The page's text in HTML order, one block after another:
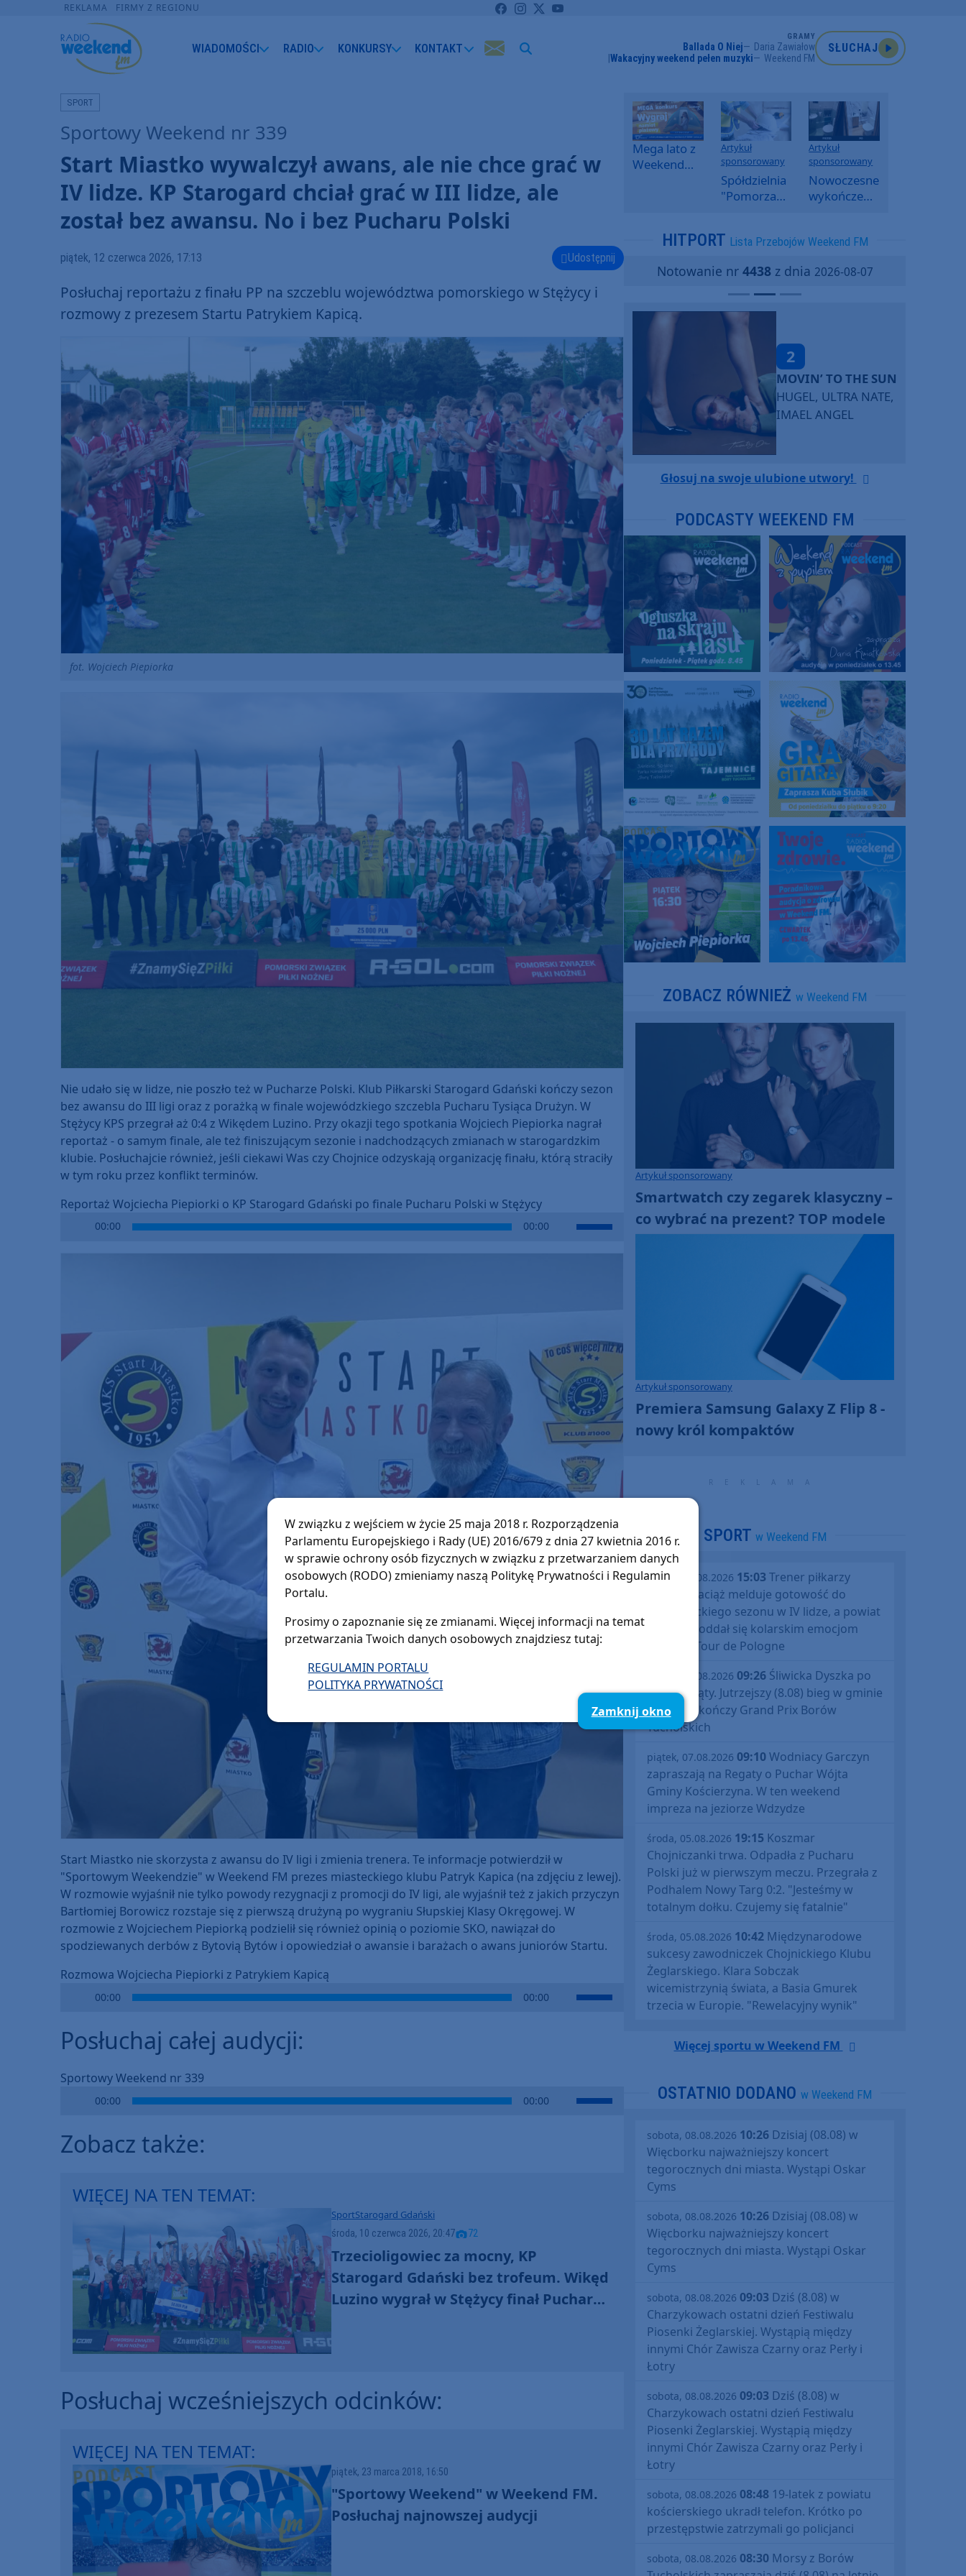
REKLAMA FIRMY Z REGIONU
WIADOMOŚCI RADIO KONKURSY KONTAKT
GRAMY
Ballada O Niej
Daria Zawiałow
Wakacyjny weekend pełen muzyki
Weekend FM
SŁUCHAJ
SPORT
Sportowy Weekend nr 339
Start Miastko wywalczył awans, ale nie chce grać w
IV lidze. KP Starogard chciał grać w III lidze, ale
został bez awansu. No i bez Pucharu Polski
piątek, 12 czerwca 2026, 17:13 Udostępnij
Posłuchaj reportażu z finału PP na szczeblu województwa pomorskiego w Stężycy i
rozmowy z prezesem Startu Patrykiem Kapicą.
fot. Wojciech Piepiorka
Nie udało się w lidze, nie poszło też w Pucharze Polski. Klub Piłkarski Starogard Gdański kończy sezon
bez awansu do III ligi oraz z porażką w finale wojewódzkiego szczebla Pucharu Tysiąca Drużyn. W
Stężycy KPS przegrał aż 0:4 z Wikędem Luzino. Przy okazji tego spotkania Wojciech Piepiorka nagrał
reportaż - o samym finale, ale też finiszującym sezonie i nadchodzących zmianach w starogardzkim
klubie. Posłuchajcie również, jeśli ciekawi Was czy Chojnice odzyskają organizację finału, którą straciły
w tym roku przez konflikt terminów.
Reportaż Wojciecha Piepiorki o KP Starogard Gdański po finale Pucharu Polski w Stężycy
00:00 00:00
Use
Arrow
decrease
volume.
Start Miastko nie skorzysta z awansu do IV ligi i zmienia trenera. Te informacje potwierdził w
"Sportowym Weekendzie" w Weekend FM prezes miasteckiego klubu Patryk Kapica (na zdjęciu z lewej).
W rozmowie wyjaśnił nie tylko powody rezygnacji z promocji do IV ligi, ale wyjaśnił też z jakich przyczyn
Bartłomiej Borowicz rozstaje się z pierwszą drużyną po wygraniu Słupskiej Klasy Okręgowej. W
rozmowie z Wojciechem Piepiorką podzielił się również opinią o poziomie SKO, nawiązał do
spodziewanych derbów z Bytovią Bytów i opowiedział o awansie i barażach o awans juniorów Startu.
Rozmowa Wojciecha Piepiorki z Patrykiem Kapicą
00:00 00:00
Use
or
Posłuchaj całej audycji:
Sportowy Weekend nr 339
00:00 00:00
Use
Zobacz także:
WIĘCEJ NA TEN TEMAT:
SportStarogard Gdański
środa, 10 czerwca 2026, 20:47 72
Trzecioligowiec za mocny, KP
Starogard Gdański bez trofeum. Wikęd
Luzino wygrał w Stężycy finał Pucharu
Posłuchaj wcześniejszych odcinków:
WIĘCEJ NA TEN TEMAT:
piątek, 23 marca 2018, 16:50
"Sportowy Weekend" w Weekend FM.
Posłuchaj najnowszej audycji
Mega lato z
Weekend
Artykuł
sponsorowany
Spółdzielnia
"Pomorzanka"
informuje o
i ofertach
najmu
Artykuł
sponsorowany
Nowoczesne
wykończenia
SPC, WPC i
kamienny
HITPORT Lista Przebojów Weekend FM
Notowanie nr 4438z dnia 2026-08-07
2
MOVIN’ TO THE SUN
HUGEL, ULTRA NATE,
IMAEL ANGEL
Głosuj na swoje ulubione utwory!
PODCASTY WEEKEND FM
ZOBACZ RÓWNIEŻ w Weekend FM
Artykuł sponsorowany
Smartwatch czy zegarek klasyczny –
co wybrać na prezent? TOP modele
Artykuł sponsorowany
Premiera Samsung Galaxy Z Flip 8 -
nowy król kompaktów
SPORT w Weekend FM
piątek, 07.08.2026 15:03Trener piłkarzy
Rawysa Raciąż melduje gotowość do
debiutanckiego sezonu w IV lidze, a powiat
bytowski oddał się kolarskim emocjom
podczas Tour de Pologne
piątek, 07.08.2026 09:26 Śliwicka Dyszka po
raz dziesiąty. Jutrzejszy (8.08) bieg w gminie
Śliwice zakończy Grand Prix Borów
Tucholskich
piątek, 07.08.2026 09:10Wodniacy Garczyn
zapraszają na Regaty o Puchar Wójta
Gminy Kościerzyna. W ten weekend
impreza na jeziorze Wdzydze
środa, 05.08.2026 19:15 Koszmar
Chojniczanki trwa. Odpadła z Pucharu
Polski już w pierwszym meczu. Przegrała z
Podhalem Nowy Targ 0:2. "Jesteśmy w
totalnym dołku. Czujemy się fatalnie"
środa, 05.08.2026 10:42 Międzynarodowe
sukcesy zawodniczek Chojnickiego Klubu
Żeglarskiego. Klara Sobczak
wicemistrzynią świata, a Basia Gmurek
trzecia w Europie. "Rewelacyjny wynik"
Więcej sportu w Weekend FM
OSTATNIO DODANO w Weekend FM
sobota, 08.08.2026 10:26 Dzisiaj (08.08) w
Więcborku najważniejszy koncert
tegorocznych dni miasta. Wystąpi Oskar
Cyms
sobota, 08.08.2026 10:26 Dzisiaj (08.08) w
Więcborku najważniejszy koncert
tegorocznych dni miasta. Wystąpi Oskar
Cyms
sobota, 08.08.2026 09:03 Dziś (8.08) w
Charzykowach ostatni dzień Festiwalu
Piosenki Żeglarskiej. Wystąpią między
innymi Chór Zawisza Czarny oraz Perły i
Łotry
sobota, 08.08.2026 09:03 Dziś (8.08) w
Charzykowach ostatni dzień Festiwalu
Piosenki Żeglarskiej. Wystąpią między
innymi Chór Zawisza Czarny oraz Perły i
Łotry
sobota, 08.08.2026 08:48 19-latek z powiatu
kościerskiego ukradł telefon. Krótko po
przestępstwie zatrzymali go policjanci
sobota, 08.08.2026 08:30 Morsy z Borów
W związku z wejściem w życie 25 maja 2018 r. Rozporządzenia
Parlamentu Europejskiego i Rady (UE) 2016/679 z dnia 27 kwietnia 2016 r.
w sprawie ochrony osób fizycznych w związku z przetwarzaniem danych
osobowych (RODO) zmieniamy naszą Politykę Prywatności i Regulamin
Portalu.
Prosimy o zapoznanie się ze zmianami. Więcej informacji na temat
przetwarzania Twoich danych osobowych znajdziesz tutaj:
REGULAMIN PORTALU
POLITYKA PRYWATNOŚCI
Zamknij okno